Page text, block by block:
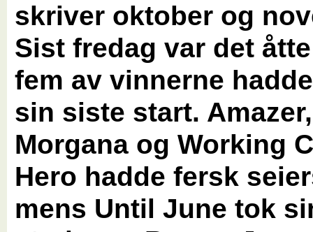
skriver oktober og
Sist fredag var det
fem av vinnerne
sin siste start.
Morgana og Working
Hero hadde fersk
mens Until June tok